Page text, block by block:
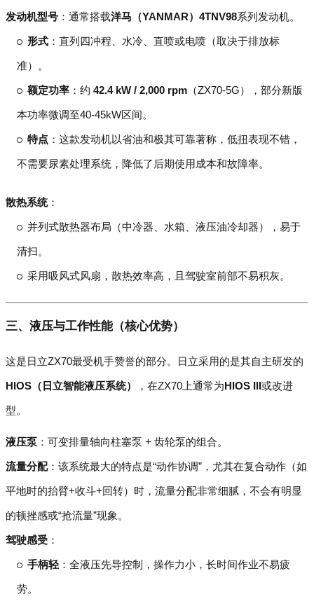
发动机型号 ：通常搭载洋马（YANMAR）4TNV98系列发动机。
形式 ：直列四冲程、水冷、直喷或电喷（取决于排放标
准）。
额定功率 ：约 42.4 kW / 2,000 rpm （ZX70-5G），部分新版
本功率微调至40-45kW区间。
特点 ：这款发动机以省油和极其可靠著称，低扭表现不错，
不需要尿素处理系统，降低了后期使用成本和故障率。
散热系统：
并列式散热器布局（中冷器、水箱、液压油冷却器），易于
清扫。
采用吸风式风扇，散热效率高，且驾驶室前部不易积灰。
三、液压与工作性能（核心优势）
这是日立ZX70最受机手赞誉的部分。日立采用的是其自主研发的
HIOS（日立智能液压系统） ，在ZX70上通常为HIOS III或改进
型。
液压泵 ：可变排量轴向柱塞泵 + 齿轮泵的组合。
流量分配：该系统最大的特点是“动作协调”，尤其在复合动作（如
平地时的抬臂+收斗+回转）时，流量分配非常细腻，不会有明显
的顿挫感或“抢流量”现象。
驾驶感受 ：
手柄轻 ：全液压先导控制，操作力小，长时间作业不易疲
劳。